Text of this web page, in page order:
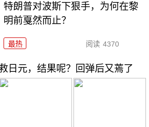
特朗普对波斯下狠手，为何在黎
明前戛然而止？
最热 阅读 4370
日元，结果呢？回弹后又蔫了